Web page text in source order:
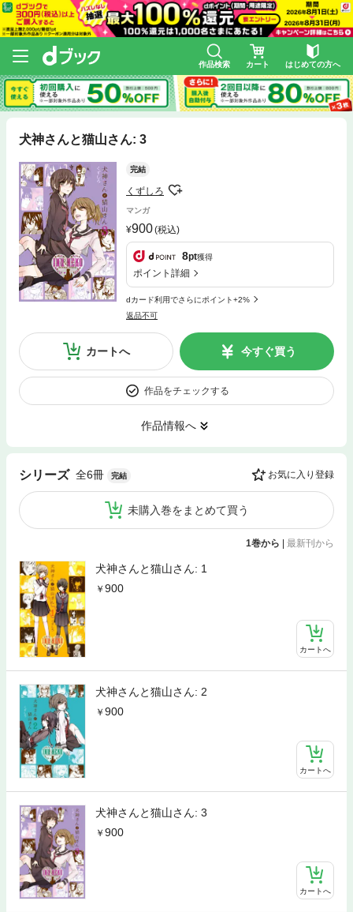
作品検索 カート はじめての方へ
犬神さんと猫山さん: 3
完結
くずしろ
マンガ
900(税込)
8pt獲得
ポイント詳細
dカード利用でさらにポイント+2%
返品不可
カートへ 今すぐ買う
作品をチェックする
作品情報へ
シリーズ 全6冊 完結 お気に入り登録
未購入巻をまとめて買う
1巻から 最新刊から
犬神さんと猫山さん: 1
900
カートへ
犬神さんと猫山さん: 2
900
カートへ
犬神さんと猫山さん: 3
900
カートへ